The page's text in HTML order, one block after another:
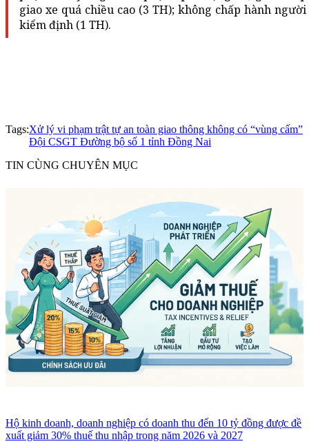
giao xe quá chiều cao (3 TH); không chấp hành
kiểm định (1 TH).
Tags:Xử lý vi phạm trật tự an toàn giao thông không có “vùng cấm”
Đội CSGT Đường bộ số 1 tỉnh Đồng Nai
TIN CÙNG CHUYÊN MỤC
Hộ kinh doanh, doanh nghiệp có doanh thu đến 10 tỷ đồng được đề
xuất giảm 30% thuế thu nhập trong năm 2026 và 2027